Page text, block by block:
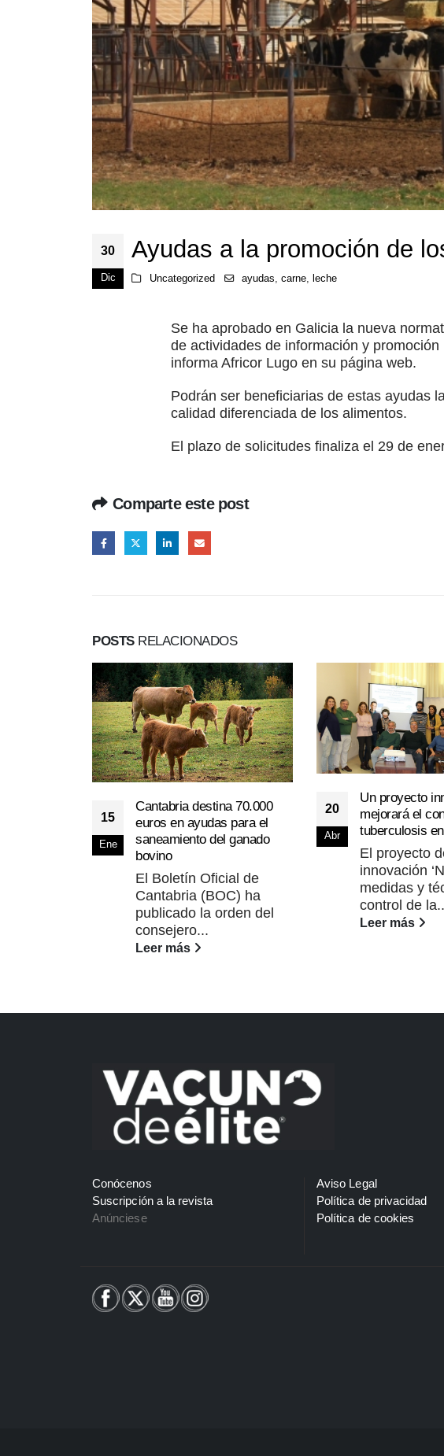
30
Dic
Ayudas a la promoción de
Uncategorized ayudas ,carne leche
Se ha aprobado en Galicia la nueva
de actividades de información y
informa Africor Lugo en su página web.
Podrán ser beneficiarias de estas ayudas
calidad diferenciada de los alimentos.
El plazo de solicitudes finaliza el 29 de
Comparte este post
POSTSRELACIONADOS
15
Ene
Cantabria destina 70.000
euros en ayudas para el
saneamiento del ganado
bovino
El Boletín Oficial de
Cantabria (BOC) ha
publicado la orden del
consejero...
Leer más
20
Abr
Un proyecto
mejorará el
tuberculosis
El proyecto
innovación
medidas y
control de
Leer más
Conócenos
Suscripción a la revista
Anúnciese
Aviso Legal
Política de privacidad
Política de cookies